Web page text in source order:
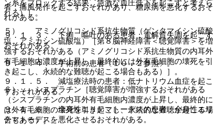
ン系をブロックする結果、急激な血圧低下を起こすと考えら
れる）］。
５）． アミノグリコシド系抗生物質（ゲンタマイシン硫酸
塩、アミカシン硫酸塩）［第８脳神経障害＜聴覚障害＞を増
強するおそれがある（アミノグリコシド系抗生物質の内耳外
有毛細胞内濃度が上昇し、最終的には外有毛細胞の壊死を引
き起こし、永続的な難聴が起こる場合もある）］。
６）． シスプラチン［聴覚障害が増強するおそれがある
（シスプラチンの内耳外有毛細胞内濃度が上昇し、最終的に
は外有毛細胞の壊死を引き起こし、永続的な難聴が起こる場
合もある）］。
者：痛風発作を起こすおそれがあり、糖尿病を悪化するおそ
れがある。
９．１．３． 下痢、嘔吐のある患者：電解質失調を起こす
おそれがある。
９．１．４． 手術前の患者〔１０．２参照〕。
９．１．５． 減塩療法時の患者：低ナトリウム血症を起こ
すおそれがある。
９．１．６． 全身性エリテマトーデスの患者：全身性エリ
テマトーデスを悪化させるおそれがある。